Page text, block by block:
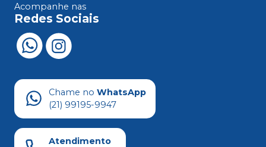
Acompanhe nas
Redes Sociais
Chame no WhatsApp
(21) 99195-9947
Atendimento